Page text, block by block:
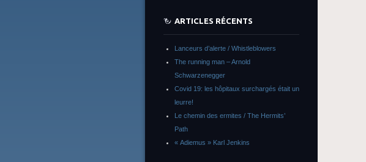
ARTICLES RÉCENTS
Lanceurs d’alerte / Whistleblowers
The running man – Arnold
Schwarzenegger
Covid 19: les hôpitaux surchargés était un
leurre!
Le chemin des ermites / The Hermits’
Path
« Adiemus » Karl Jenkins